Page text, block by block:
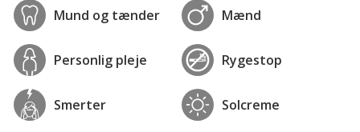
Mund og tænder Mænd
Personlig pleje Rygestop
Smerter Solcreme